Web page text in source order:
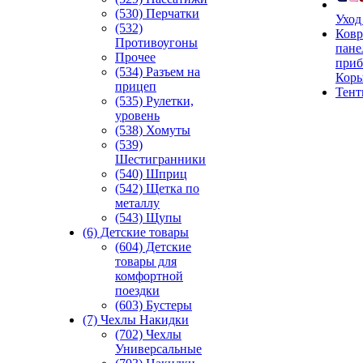
(530) Перчатки
(532)
Противоугоны
Прочее
(534) Разъем на
прицеп
(535) Рулетки,
уровень
(538) Хомуты
(539)
Шестигранники
(540) Шприц
(542) Щетка по
металлу
(543) Щупы
(6) Детские товары
(604) Детские
товары для
комфортной
поездки
(603) Бустеры
(7) Чехлы Накидки
(702) Чехлы
Универсальные
Уход